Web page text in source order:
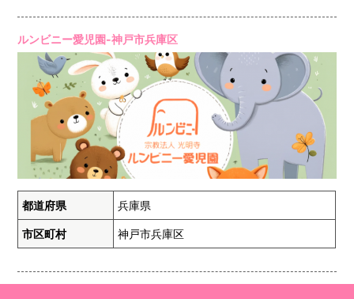
ルンビニー愛児園-神戸市兵庫区
都道府県 兵庫県
市区町村 神戸市兵庫区